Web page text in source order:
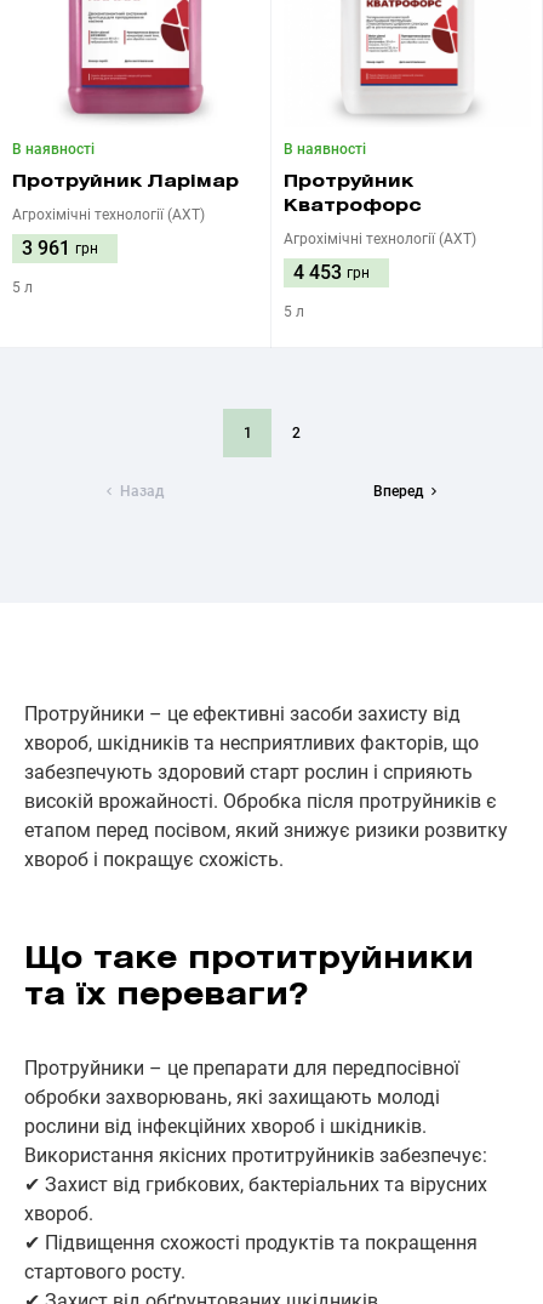
В наявності
Протруйник Ларімар
Агрохімічні технології (АХТ)
3 961 грн
5 л
В наявності
Протруйник
Кватрофорс
Агрохімічні технології (АХТ)
4 453 грн
5 л
Назад
1 2
Вперед
Протруйники – це ефективні засоби захисту від
хвороб, шкідників та несприятливих факторів, що
забезпечують здоровий старт рослин і сприяють
високій врожайності. Обробка після протруйників є
етапом перед посівом, який знижує ризики розвитку
хвороб і покращує схожість.
Що таке протитруйники
та їх переваги?
Протруйники – це препарати для передпосівної
обробки захворювань, які захищають молоді
рослини від інфекційних хвороб і шкідників.
Використання якісних протитруйників забезпечує:
✔ Захист від грибкових, бактеріальних та вірусних
хвороб.
✔ Підвищення схожості продуктів та покращення
стартового росту.